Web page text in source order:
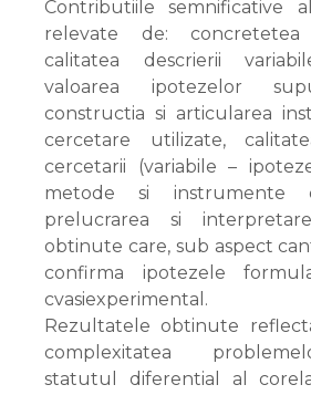
Contributiile semnificative
relevate de:
calitatea descrierii
valoarea ipotezelor
constructia si articularea
cercetare utilizate,
cercetarii (variabile –
metode si instrumente
prelucrarea si
obtinute care, sub aspect
confirma ipotezele
cvasiexperimental.
Rezultatele obtinute
complexitatea
statutul diferential al